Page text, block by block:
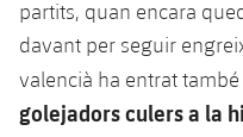
Estadi Johan Cruyff
Barça Cafe
plusicon
més
SUB10 B
SUB9 A
Fotos
Història
Infantil B
Mini
Resultats
Classificació
Calendari
Classificació
Actualitat
Juvenil
PLUSICON
MÉS
Primer equip
plusicon
més
partits, quan encara
davant per seguir
valencià ha entrat també
golejadors culers a la